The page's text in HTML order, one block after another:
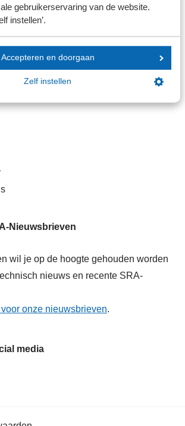
gebruikerservaring van de website.
instellen’.
Accepteren en doorgaan
Zelf instellen
delen
Nieuwsbrieven
wil je op de hoogte gehouden worden
nieuws en recente SRA-
onze nieuwsbrieven.
media